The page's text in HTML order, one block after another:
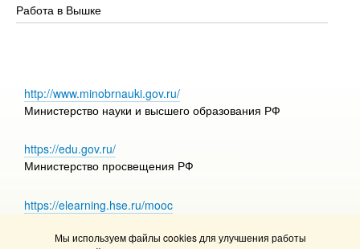
Мы используем файлы cookies для улучшения работы
Работа в Вышке
http://www.minobrnauki.gov.ru/
Министерство науки и высшего образования РФ
https://edu.gov.ru/
Министерство просвещения РФ
https://elearning.hse.ru/mooc